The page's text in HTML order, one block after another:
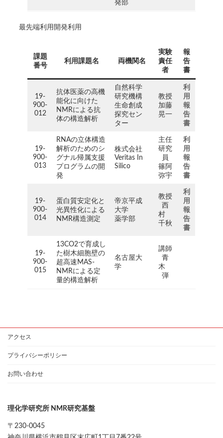
発部
最先端利用開発利用
課題
番号
利用課題名 両機関名
実験
責任
者
報
告
書
19-
900-
012
抗体医薬の高機
能化に向けた
NMRによる抗
体の構造解析
自然科学
研究機構
生命創成
探究セン
ター
教授
加藤
晃一
利
用
報
告
書
19-
900-
013
RNAの立体構造
解析のためのシ
グナル帰属支援
プログラムの開
発
株式会社
Veritas In
Silico
主任
研究
員
篠阿
弥宇
利
用
報
告
書
19-
900-
014
蛋白質安定化と
光異性化による
NMR構造測定
帝京平成
大学
薬学部
教授
西
村
千秋
利
用
報
告
書
19-
900-
015
13CO2で育成し
た樹木細胞壁の
超高速MAS-
NMRによる定
量的構造解析
名古屋大
学
講師
青
木
弾
アクセス
プライバシーポリシー
お問い合わせ
理化学研究所 NMR研究基盤
〒230-0045